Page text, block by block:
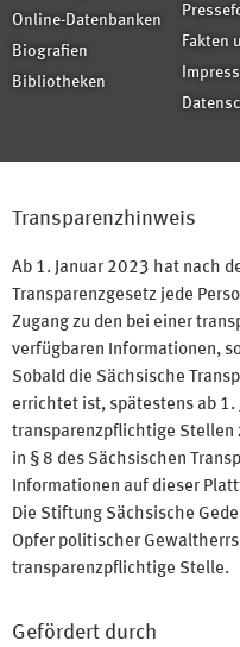
Online-Datenbanken
Biografien
Bibliotheken
Fakten
Transparenzhinweis
Ab 1. Januar 2023 hat nach
Transparenzgesetz jede
Zugang zu den bei einer
verfügbaren Informationen,
Sobald die Sächsische
errichtet ist, spätestens ab 1.
transparenzpflichtige
in § 8 des Sächsischen
Informationen auf dieser
Die Stiftung Sächsische
Opfer politischer
transparenzpflichtige Stelle.
Gefördert durch